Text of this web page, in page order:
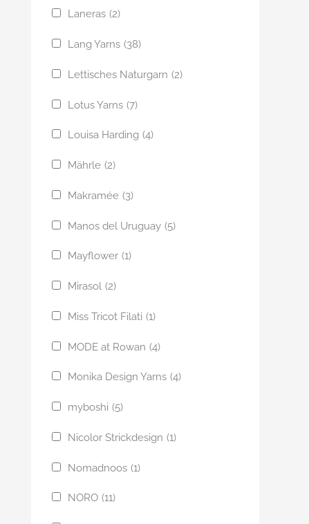
Laneras (2)
Lang Yarns (38)
Lettisches Naturgarn (2)
Lotus Yarns (7)
Louisa Harding (4)
Mährle (2)
Makramée (3)
Manos del Uruguay (5)
Mayflower (1)
Mirasol (2)
Miss Tricot Filati (1)
MODE at Rowan (4)
Monika Design Yarns (4)
myboshi (5)
Nicolor Strickdesign (1)
Nomadnoos (1)
NORO (11)